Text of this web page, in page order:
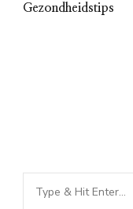
Gezondheidstips
Looking